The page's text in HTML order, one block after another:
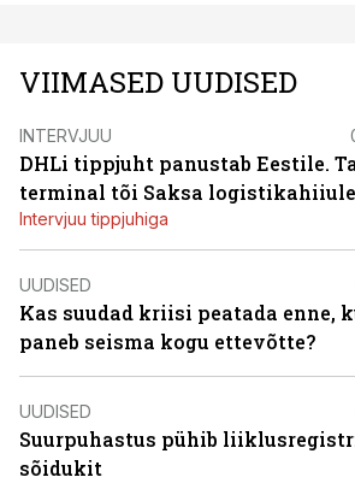
VIIMASED UUDISED
INTERVJUU
DHLi tippjuht panustab Eestile.
terminal tõi Saksa
Intervjuu tippjuhiga
UUDISED
Kas suudad kriisi peatada enne,
paneb seisma kogu ettevõtte?
UUDISED
Suurpuhastus pühib
sõidukit